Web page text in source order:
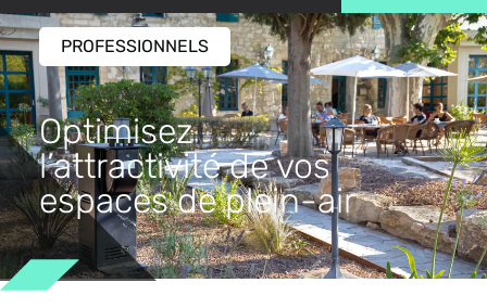
PROFESSIONNELS
Optimisez
l’attractivité de vos
espaces de plein-air